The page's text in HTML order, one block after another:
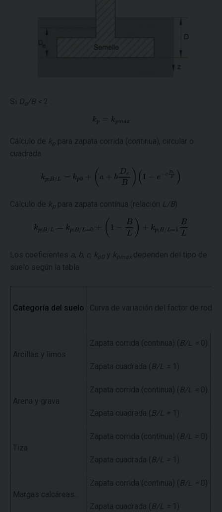
Si De /B < 2 :
Cálculo de kp para zapata corrida (continua), circular o
cuadrada
Cálculo de kp para zapata contínua (relación L/B)
Los coeficientes a, b, c, kp0 y kpmax dependen del tipo de
suelo según la tabla
Categoría del suelo Curva de variación del factor de
Arcillas y limos
Zapata corrida (continua) ( B/L = 0)
Zapata cuadrada ( B/L = 1)
Arena y grava
Zapata corrida (continua) ( B/L = 0)
Zapata cuadrada ( B/L = 1)
Tiza
Zapata corrida (continua) ( B/L = 0)
Zapata cuadrada ( B/L = 1)
Margas calcáreas...
Zapata corrida (continua) ( B/L = 0)
Zapata cuadrada ( B/L = 1)